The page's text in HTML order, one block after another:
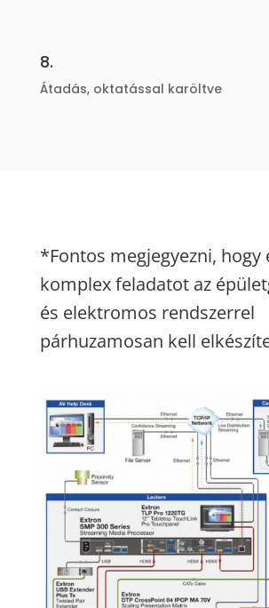
8.
Átadás, oktatással karöltve
*Fontos megjegyezni, hogy
komplex feladatot az
és elektromos rendszerrel
párhuzamosan kell